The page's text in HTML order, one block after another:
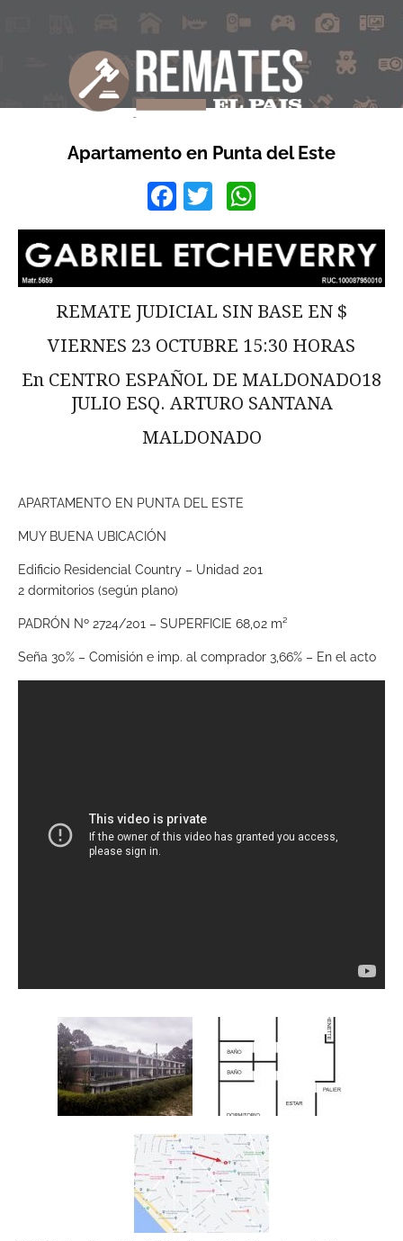
Apartamento en Punta del Este
Facebook
Twitter
REMATE JUDICIAL SIN BASE EN $
VIERNES 23 OCTUBRE 15:30 HORAS
En CENTRO ESPAÑOL DE MALDONADO18
JULIO ESQ. ARTURO SANTANA
MALDONADO
APARTAMENTO EN PUNTA DEL ESTE
MUY BUENA UBICACIÓN
Edificio Residencial Country – Unidad 201
2 dormitorios (según plano)
PADRÓN Nº 2724/201 – SUPERFICIE 68,02 m²
Seña 30% – Comisión e imp. al comprador 3,66% – En el acto